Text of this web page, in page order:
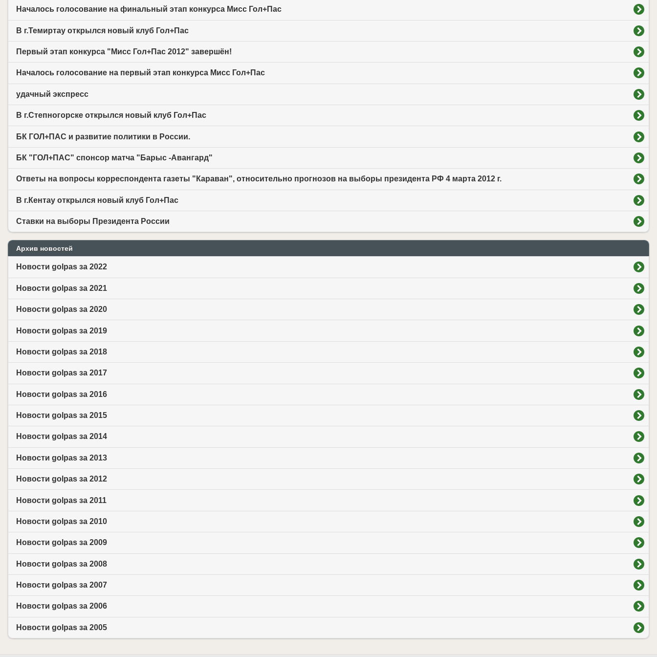
Началось голосование на финальный этап конкурса Мисс Гол+Пас
В г.Темиртау открылся новый клуб Гол+Пас
Первый этап конкурса "Мисс Гол+Пас 2012" завершён!
Началось голосование на первый этап конкурса Мисс Гол+Пас
удачный экспресс
В г.Степногорске открылся новый клуб Гол+Пас
БК ГОЛ+ПАС и развитие политики в России.
БК "ГОЛ+ПАС" спонсор матча "Барыс -Авангард"
Ответы на вопросы корреспондента газеты "Караван", относительно прогнозов на выборы президента РФ 4 марта 2012 г.
В г.Кентау открылся новый клуб Гол+Пас
Ставки на выборы Президента России
Архив новостей
Новости golpas за 2022
Новости golpas за 2021
Новости golpas за 2020
Новости golpas за 2019
Новости golpas за 2018
Новости golpas за 2017
Новости golpas за 2016
Новости golpas за 2015
Новости golpas за 2014
Новости golpas за 2013
Новости golpas за 2012
Новости golpas за 2011
Новости golpas за 2010
Новости golpas за 2009
Новости golpas за 2008
Новости golpas за 2007
Новости golpas за 2006
Новости golpas за 2005